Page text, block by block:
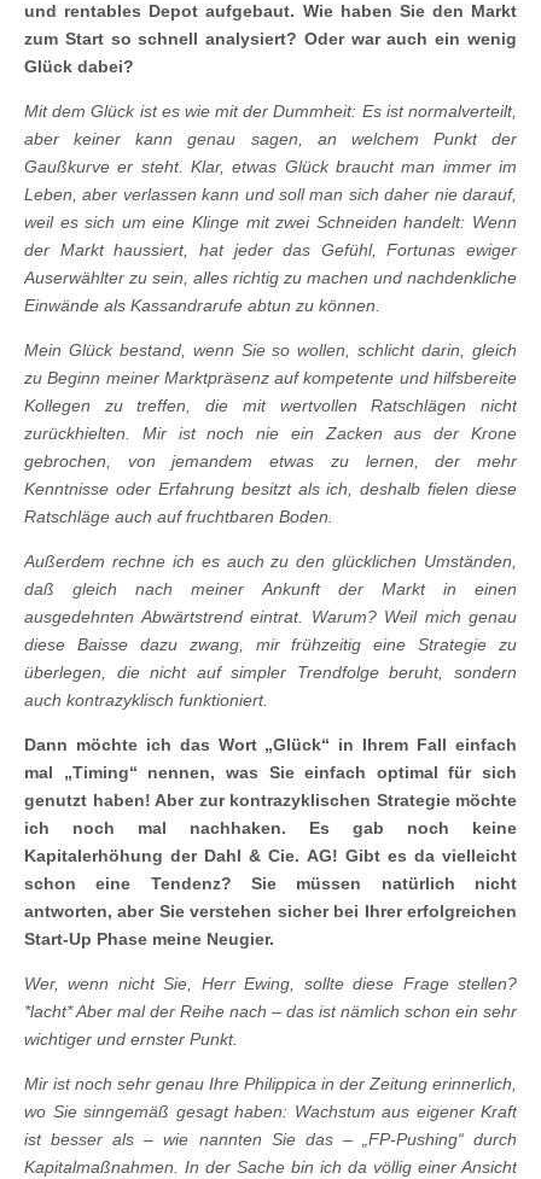
und rentables Depot aufgebaut. Wie haben Sie den Markt
zum Start so schnell analysiert? Oder war auch ein wenig
Glück dabei?
Mit dem Glück ist es wie mit der Dummheit: Es ist normalverteilt,
aber keiner kann genau sagen, an welchem Punkt der
Gaußkurve er steht. Klar, etwas Glück braucht man immer im
Leben, aber verlassen kann und soll man sich daher nie darauf,
weil es sich um eine Klinge mit zwei Schneiden handelt: Wenn
der Markt haussiert, hat jeder das Gefühl, Fortunas ewiger
Auserwählter zu sein, alles richtig zu machen und nachdenkliche
Einwände als Kassandrarufe abtun zu können.
Mein Glück bestand, wenn Sie so wollen, schlicht darin, gleich
zu Beginn meiner Marktpräsenz auf kompetente und hilfsbereite
Kollegen zu treffen, die mit wertvollen Ratschlägen nicht
zurückhielten. Mir ist noch nie ein Zacken aus der Krone
gebrochen, von jemandem etwas zu lernen, der mehr
Kenntnisse oder Erfahrung besitzt als ich, deshalb fielen diese
Ratschläge auch auf fruchtbaren Boden.
Außerdem rechne ich es auch zu den glücklichen Umständen,
daß gleich nach meiner Ankunft der Markt in einen
ausgedehnten Abwärtstrend eintrat. Warum? Weil mich genau
diese Baisse dazu zwang, mir frühzeitig eine Strategie zu
überlegen, die nicht auf simpler Trendfolge beruht, sondern
auch kontrazyklisch funktioniert.
Dann möchte ich das Wort „Glück“ in Ihrem Fall einfach
mal „Timing“ nennen, was Sie einfach optimal für sich
genutzt haben! Aber zur kontrazyklischen Strategie möchte
ich noch mal nachhaken. Es gab noch keine
Kapitalerhöhung der Dahl & Cie. AG! Gibt es da vielleicht
schon eine Tendenz? Sie müssen natürlich nicht
antworten, aber Sie verstehen sicher bei Ihrer erfolgreichen
Start-Up Phase meine Neugier.
Wer, wenn nicht Sie, Herr Ewing, sollte diese Frage stellen?
*lacht* Aber mal der Reihe nach – das ist nämlich schon ein sehr
wichtiger und ernster Punkt.
Mir ist noch sehr genau Ihre Philippica in der Zeitung erinnerlich,
wo Sie sinngemäß gesagt haben: Wachstum aus eigener Kraft
ist besser als – wie nannten Sie das – „FP-Pushing“ durch
Kapitalmaßnahmen. In der Sache bin ich da völlig einer Ansicht